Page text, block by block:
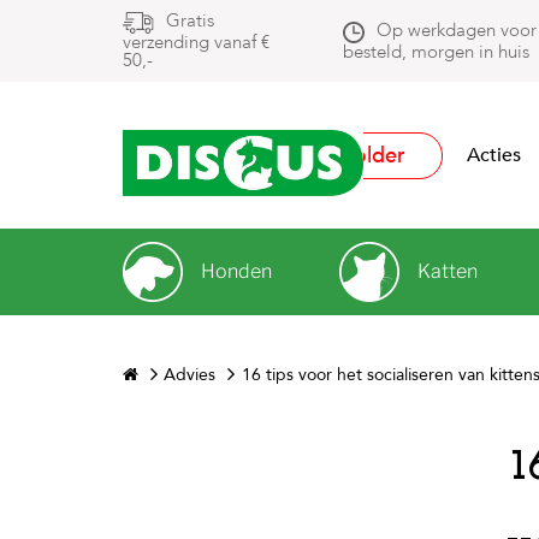
Gratis
verzending vanaf €
50,-
Op werkdagen
besteld, morgen in huis
Folder Acties
Honden Katten
Advies 16 tips voor het socialiseren van